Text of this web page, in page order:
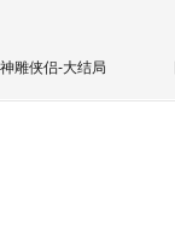
神雕侠侣-大结局